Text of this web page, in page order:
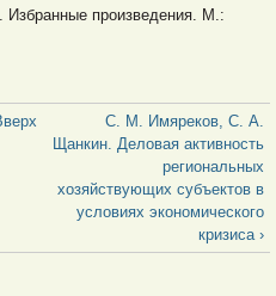
произведения. М.:
С. М. Имяреков, С. А.
Щанкин. Деловая активность
региональных
хозяйствующих субъектов в
условиях экономического
кризиса ›